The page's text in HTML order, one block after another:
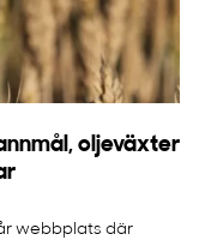
oljeväxter
webbplats där